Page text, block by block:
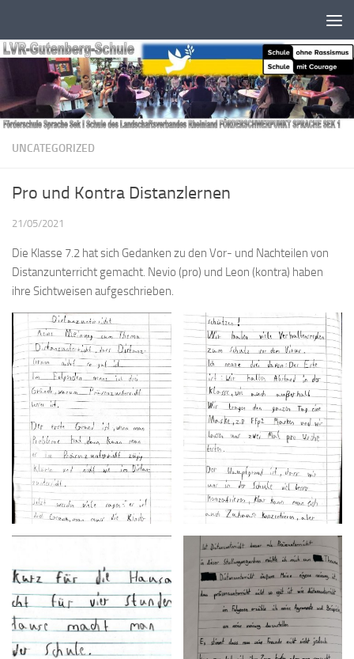
UNCATEGORIZED
Pro und Kontra Distanzlernen
21/05/2021
Die Klasse 7.2 hat sich Gedanken zu den Vor- und Nachteilen von
Distanzunterricht gemacht. Nevio (pro) und Leon (kontra) haben
ihre Sichtweisen aufgeschrieben.